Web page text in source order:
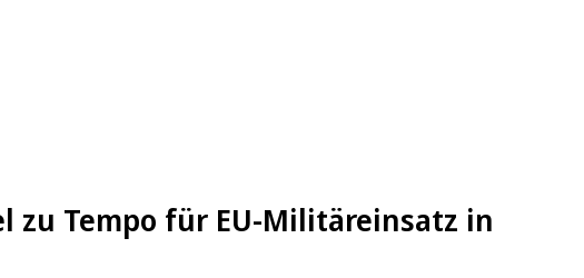
zu Tempo für EU-Militäreinsatz in